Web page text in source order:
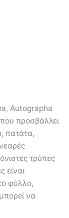
Autographa
προσβάλλει
πατάτα,
τρύπες
είναι
φύλλο,
να